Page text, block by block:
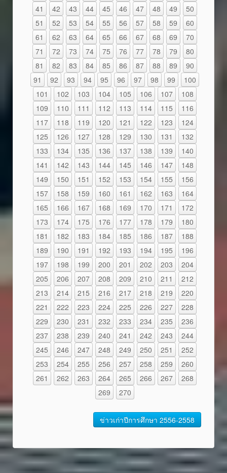
41
42 43 44 45 46 47 48 49
50
51
52 53 54 55 56 57 58 59
60
61
62 63 64 65 66 67 68 69
70
71
72 73 74 75 76 77 78 79
80
81
82 83 84 85 86 87 88 89
90
91
92 93 94 95 96 97 98 99
100
101
102 103 104 105 106 107
108
109
110 111 112 113 114 115
116
117
118 119 120 121 122 123
124
125
126 127 128 129 130 131
132
133
134 135 136 137 138 139
140
141
142 143 144 145 146 147
148
149
150 151 152 153 154 155
156
157
158 159 160 161 162 163
164
165
166 167 168 169 170 171
172
173
174 175 176 177 178 179
180
181
182 183 184 185 186 187
188
189
190 191 192 193 194 195
196
197
198 199 200 201 202 203
204
205
206 207 208 209 210 211
212
213
214 215 216 217 218 219
220
221
222 223 224 225 226 227
228
229
230 231 232 233 234 235
236
237
238 239 240 241 242 243
244
245
246 247 248 249 250 251
252
253
254 255 256 257 258 259
260
261
262 263 264 265 266 267
268
269
270
ข่าวเก่าปีการศึกษา 2556-2558